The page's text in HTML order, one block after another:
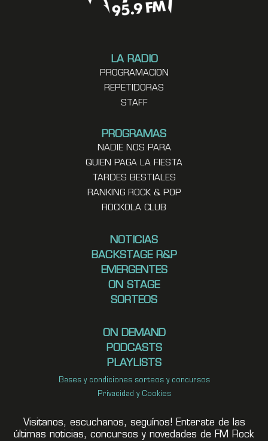
LA RADIO
PROGRAMACION
REPETIDORAS
STAFF
PROGRAMAS
NADIE NOS PARA
QUIEN PAGA LA FIESTA
TARDES BESTIALES
RANKING ROCK & POP
ROCKOLA CLUB
NOTICIAS
BACKSTAGE R&P
EMERGENTES
ON STAGE
SORTEOS
ON DEMAND
PODCASTS
PLAYLISTS
Bases y condiciones sorteos y concursos
Privacidad y Cookies
Visitanos, escuchanos, seguínos! Enterate de las
últimas noticias, concursos y novedades de FM Rock